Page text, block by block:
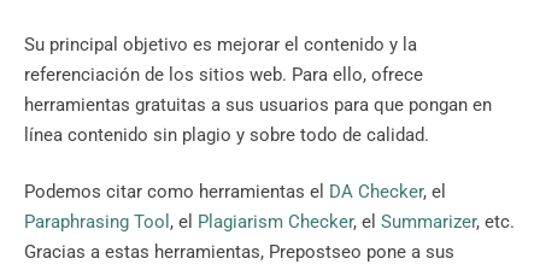
Su principal objetivo es mejorar el contenido y la
referenciación de los sitios web. Para ello, ofrece
herramientas gratuitas a sus usuarios para que pongan en
línea contenido sin plagio y sobre todo de calidad.
Podemos citar como herramientas el DA Checker, el
Paraphrasing Tool , el Plagiarism Checker, el Summarizer, etc.
Gracias a estas herramientas, Prepostseo pone a sus